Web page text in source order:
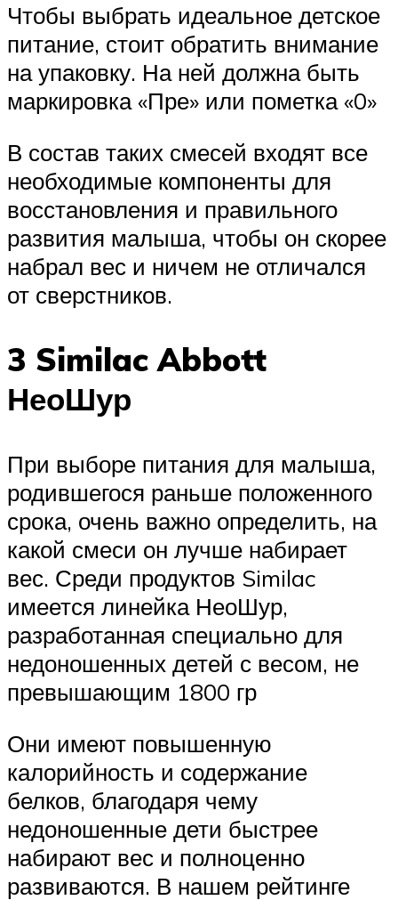
Чтобы выбрать идеальное детское
питание, стоит обратить внимание
на упаковку. На ней должна быть
маркировка «Пре» или пометка «0»
В состав таких смесей входят все
необходимые компоненты для
восстановления и правильного
развития малыша, чтобы он скорее
набрал вес и ничем не отличался
от сверстников.
3 Similac Abbott
НеоШур
При выборе питания для малыша,
родившегося раньше положенного
срока, очень важно определить, на
какой смеси он лучше набирает
вес. Среди продуктов Similac
имеется линейка НеоШур,
разработанная специально для
недоношенных детей с весом, не
превышающим 1800 гр
Они имеют повышенную
калорийность и содержание
белков, благодаря чему
недоношенные дети быстрее
набирают вес и полноценно
развиваются. В нашем рейтинге